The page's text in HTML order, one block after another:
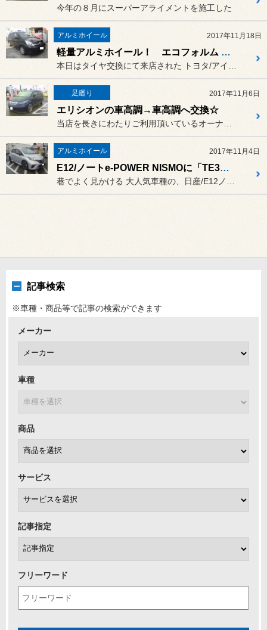
今年の８月にスーパーアライメントを施工した
アルミホイール 2017年11月18日
軽量アルミホイール！ エコフォルム SE-15
足廻り 2017年11月6日
エリシオンの車高調→車高調へ交換☆
アルミホイール 2017年11月4日
E12/ノートe-POWER NISMOに「TE37」取り付け☆
記事検索
※車種・商品等で記事の検索ができます
メーカー
車種
商品
サービス
記事指定
フリーワード